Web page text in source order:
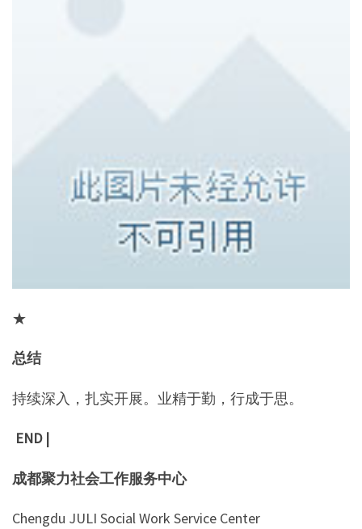
★
总结
持续深入，扎实开展。业精于勤，行成于思。
END |
成都聚力社会工作服务中心
Chengdu JULI Social Work Service Center